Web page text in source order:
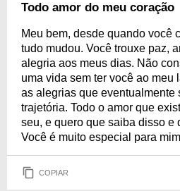
Todo amor do meu coração
Meu bem, desde quando você
tudo mudou. Você trouxe paz,
alegria aos meus dias. Não
uma vida sem ter você ao meu
as alegrias que eventualmente
trajetória. Todo o amor que
seu, e quero que saiba disso e
Você é muito especial para
COPIAR